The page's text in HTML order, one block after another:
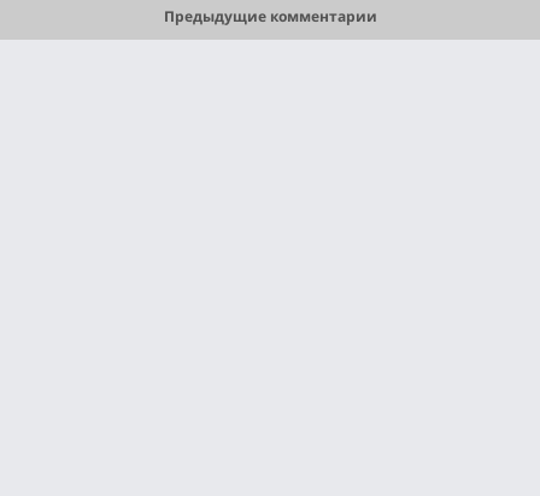
Предыдущие комментарии